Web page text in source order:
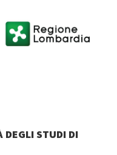
DEGLI STUDI DI